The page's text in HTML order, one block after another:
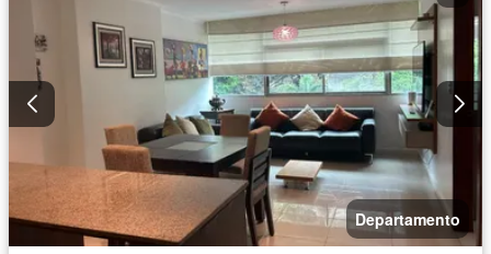
Departamento